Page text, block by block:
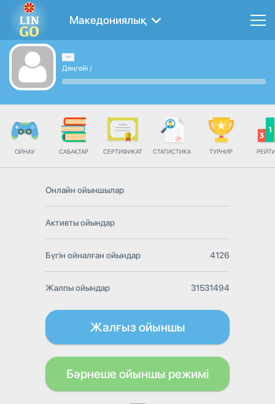
Македониялық
Деңгейі /
ОЙНАУ САБАҚТАР СЕРТИФИКАТ СТАТИСТИКА ТУРНИР
Онлайн ойыншылар
Активты ойындар
Бүгін ойналған ойындар 4126
Жалпы ойындар 31531494
Жалғыз ойыншы
Бәрнеше ойыншы режимі